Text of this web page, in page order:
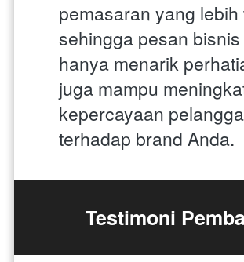
pemasaran yang lebih
sehingga pesan
hanya menarik
juga mampu
kepercayaan
terhadap brand Anda.
Testimoni